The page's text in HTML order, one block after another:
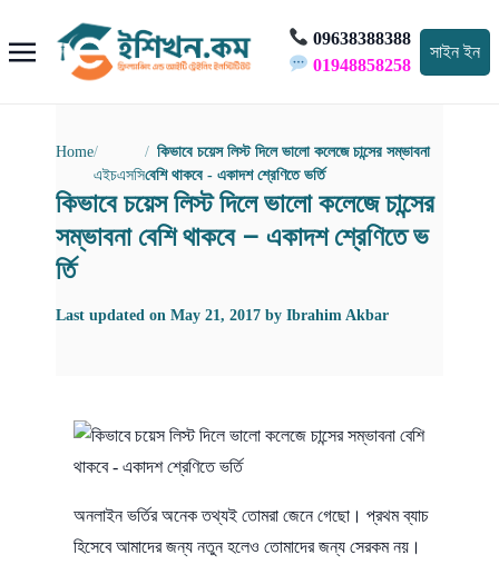
09638388388
01948858258
সাইন ইন
Home
এইচএসসি
কিভাবে চয়েস লিস্ট দিলে ভালো কলেজে চান্সের সম্ভাবনা
বেশি থাকবে - একাদশ শ্রেণিতে ভর্তি
কিভাবে চয়েস লিস্ট দিলে ভালো কলেজে চান্সের
সম্ভাবনা বেশি থাকবে – একাদশ শ্রেণিতে ভ
র্তি
Last updated on May 21, 2017 by Ibrahim Akbar
অনলাইন ভর্তির অনেক তথ্যই তোমরা জেনে গেছো। প্রথম ব্যাচ
হিসেবে আমাদের জন্য নতুন হলেও তোমাদের জন্য সেরকম নয়।